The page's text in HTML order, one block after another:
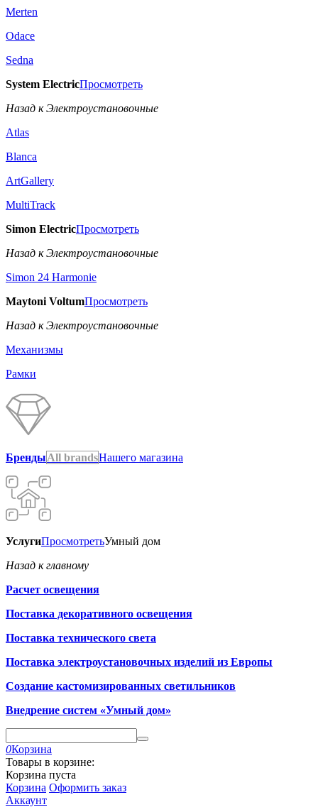
Merten
Odace
Sedna
System ElectricПросмотреть
Назад к Электроустановочные
Atlas
Blanca
ArtGallery
MultiTrack
Simon ElectricПросмотреть
Назад к Электроустановочные
Simon 24 Harmonie
Maytoni VoltumПросмотреть
Назад к Электроустановочные
Механизмы
Рамки
БрендыAll brandsНашего магазина
УслугиПросмотретьУмный дом
Назад к главному
Расчет освещения
Поставка декоративного освещения
Поставка технического света
Поставка электроустановочных изделий из Европы
Создание кастомизированных светильников
Внедрение систем «Умный дом»
0Корзина
Товары в корзине:
Корзина пуста
Корзина Оформить заказ
Аккаунт